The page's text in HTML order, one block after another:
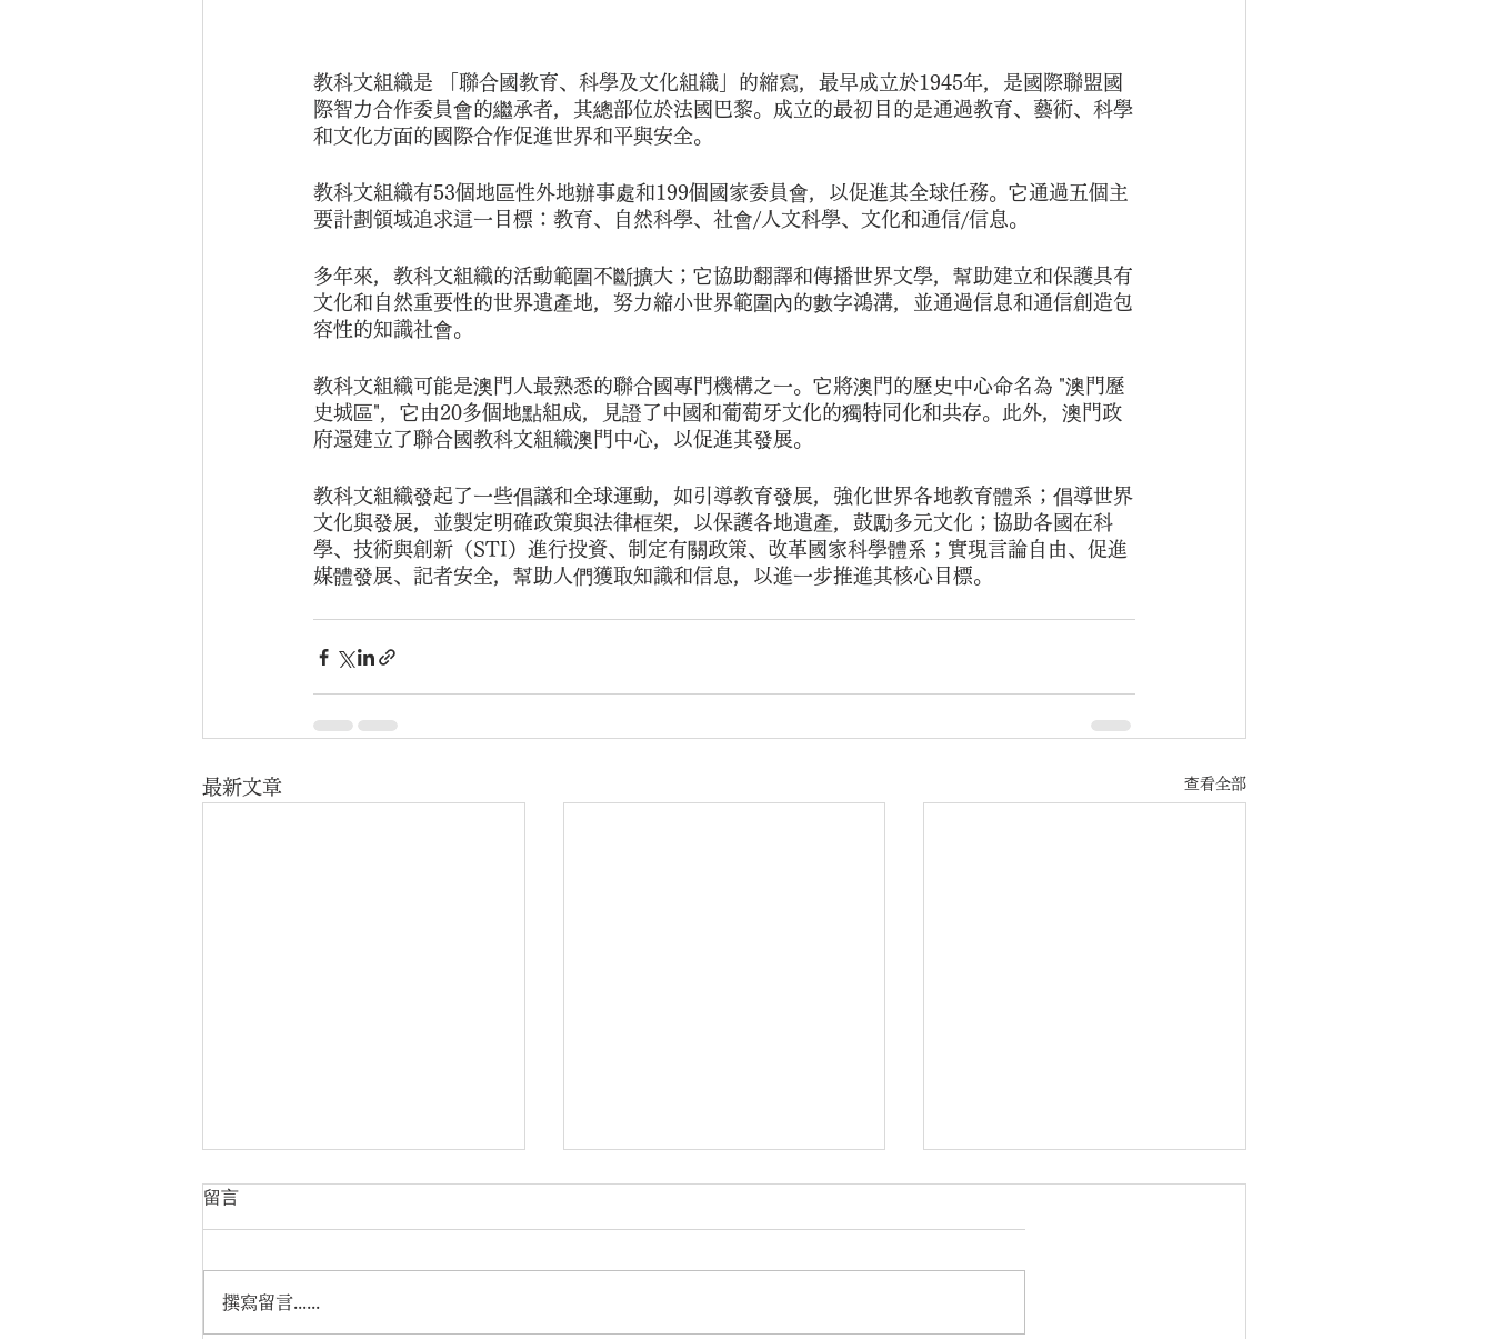
教科文組織是 「聯合國教育、科學及文化組織」的縮寫，最早成立於1945年，是國際聯盟國
際智力合作委員會的繼承者，其總部位於法國巴黎。成立的最初目的是通過教育、藝術、科學
和文化方面的國際合作促進世界和平與安全。
教科文組織有53個地區性外地辦事處和199個國家委員會，以促進其全球任務。它通過五個主
要計劃領域追求這一目標：教育、自然科學、社會/人文科學、文化和通信/信息。
多年來，教科文組織的活動範圍不斷擴大；它協助翻譯和傳播世界文學，幫助建立和保護具有
文化和自然重要性的世界遺產地，努力縮小世界範圍內的數字鴻溝，並通過信息和通信創造包
容性的知識社會。
教科文組織可能是澳門人最熟悉的聯合國專門機構之一。它將澳門的歷史中心命名為 "澳門歷
史城區"，它由20多個地點組成，見證了中國和葡萄牙文化的獨特同化和共存。此外，澳門政
府還建立了聯合國教科文組織澳門中心，以促進其發展。
教科文組織發起了一些倡議和全球運動，如引導教育發展，強化世界各地教育體系；倡導世界
文化與發展，並製定明確政策與法律框架，以保護各地遺產，鼓勵多元文化；協助各國在科
學、技術與創新（STI）進行投資、制定有關政策、改革國家科學體系；實現言論自由、促進
媒體發展、記者安全，幫助人們獲取知識和信息，以進一步推進其核心目標。
最新文章 查看全部
留言
撰寫留言......